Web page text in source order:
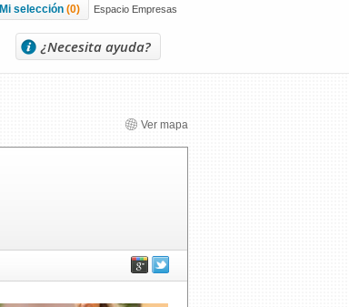
Mi selección (0) Espacio Empresas
¿Necesita ayuda?
Ver mapa